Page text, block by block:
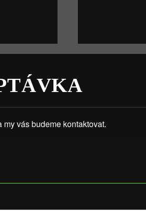
vás budeme kontaktovat.